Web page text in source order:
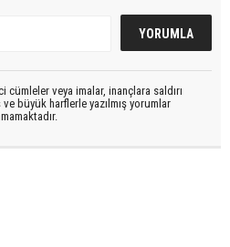
veya imalar, inançlara saldırı
büyük harflerle yazılmış yorumlar